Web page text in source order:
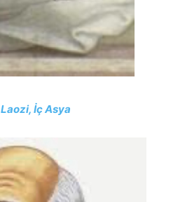
Laozi, İç Asya